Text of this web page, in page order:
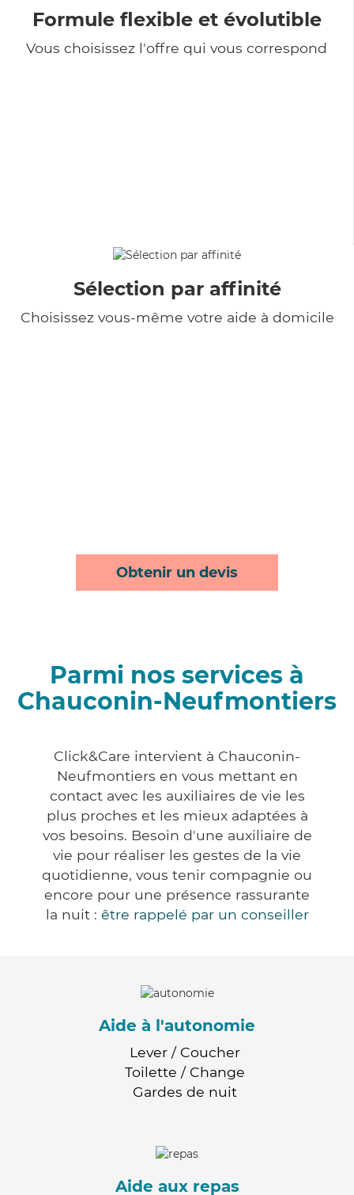
Formule flexible et évolutible
Vous choisissez l'offre qui vous correspond
Sélection par affinité
Choisissez vous-même votre aide à domicile
Obtenir un devis
Parmi nos services à
Chauconin-Neufmontiers
Click&Care intervient à Chauconin-
Neufmontiers en vous mettant en
contact avec les auxiliaires de vie les
plus proches et les mieux adaptées à
vos besoins. Besoin d'une auxiliaire de
vie pour réaliser les gestes de la vie
quotidienne, vous tenir compagnie ou
encore pour une présence rassurante
la nuit : être rappelé par un conseiller
Aide à l'autonomie
Lever / Coucher
Toilette / Change
Gardes de nuit
Aide aux repas